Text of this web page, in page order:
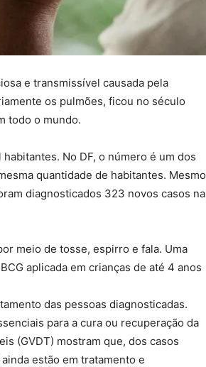
e transmissível causada pela
os pulmões, ficou no século
todo o mundo.
No DF, o número é um dos
quantidade de habitantes. Mesmo
diagnosticados 323 novos casos na
meio de tosse, espirro e fala. Uma
aplicada em crianças de até 4 anos
das pessoas diagnosticadas.
para a cura ou recuperação da
(GVDT) mostram que, dos casos
estão em tratamento e